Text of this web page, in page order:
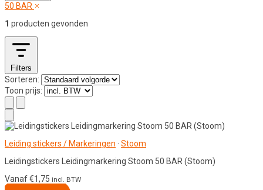
50 BAR
1 producten gevonden
Filters
Sorteren:
Toon prijs:
Leiding stickers / Markeringen · Stoom
Leidingstickers Leidingmarkering Stoom 50 BAR (Stoom)
Vanaf€1,75 incl. BTW